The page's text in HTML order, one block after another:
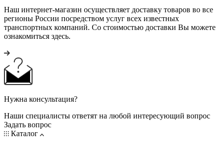
Наш интернет-магазин осуществляет доставку товаров во все
регионы России посредством услуг всех известных
транспортных компаний. Со стоимостью доставки Вы можете
ознакомиться здесь.
Нужна консультация?
Наши специалисты ответят на любой интересующий вопрос
Задать вопрос
Каталог